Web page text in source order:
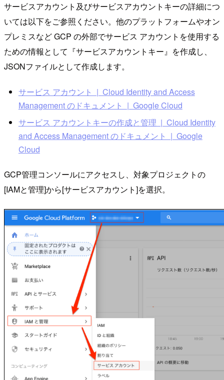
サービスアカウント及びサービスアカウントキーの詳細につ
いては以下をご参照ください。他のプラットフォームやオン
プレミスなど GCP の外部でサービス アカウントを使用する
ための情報として『サービスアカウントキー』を作成し、
JSONファイルとして作成します。
サービス アカウント | Cloud Identity and Access
Management のドキュメント | Google Cloud
サービス アカウントキーの作成と管理 | Cloud Identity
and Access Management のドキュメント | Google
Cloud
GCP管理コンソールにアクセスし、対象プロジェクトの
[IAMと管理]から[サービスアカウント]を選択。